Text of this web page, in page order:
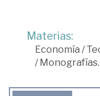
Materias:
Economía /
/Monografías.